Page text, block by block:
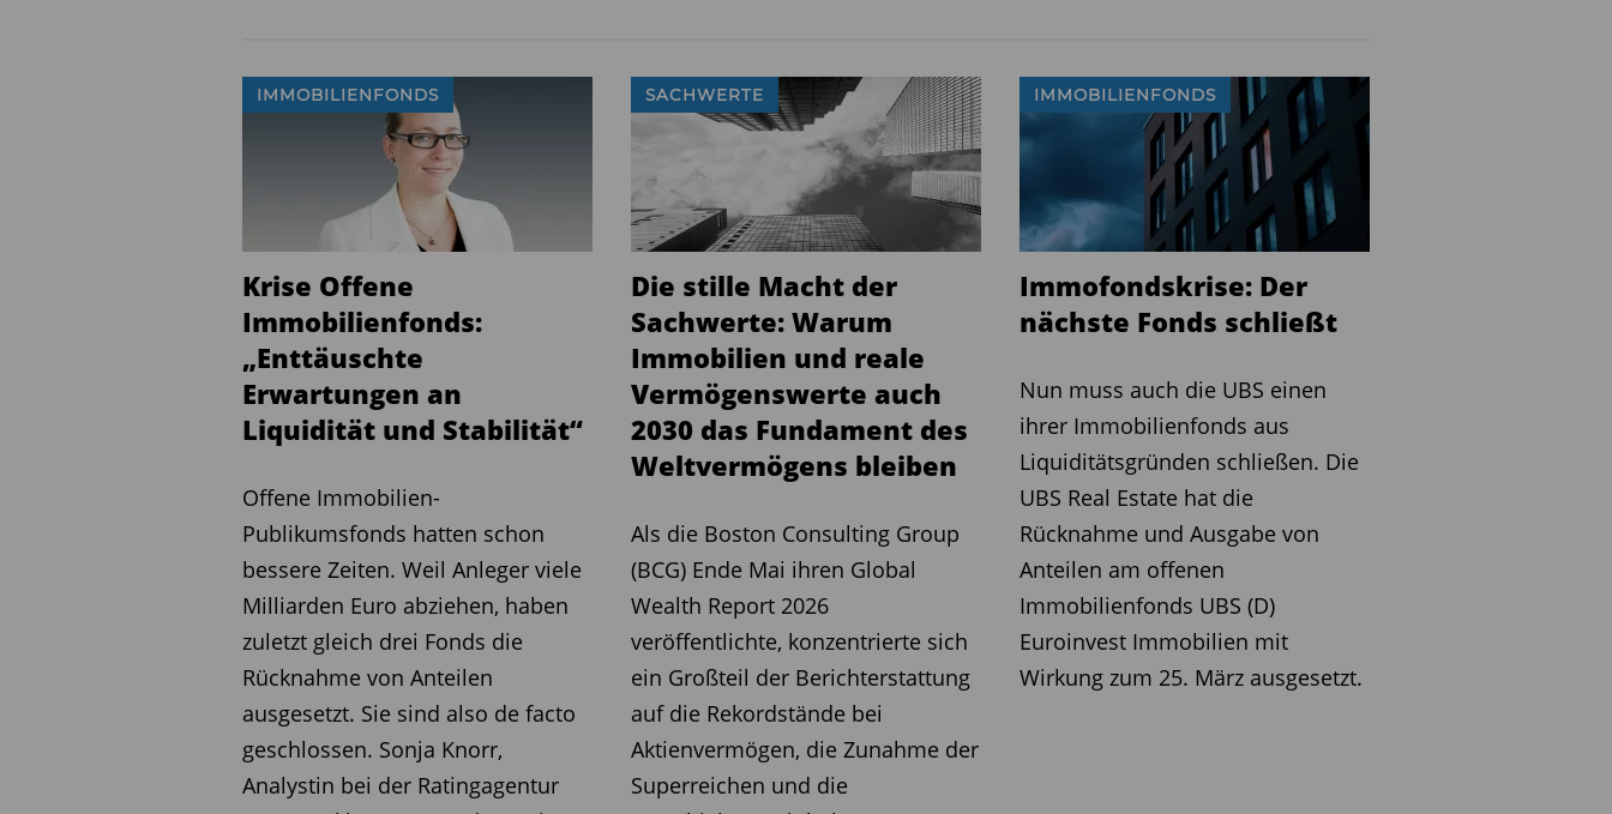
IMMOBILIENFONDS
Krise Offene
Immobilienfonds:
„Enttäuschte
Erwartungen an
Liquidität und Stabilität“
Offene Immobilien-
Publikumsfonds hatten schon
bessere Zeiten. Weil Anleger viele
Milliarden Euro abziehen, haben
zuletzt gleich drei Fonds die
Rücknahme von Anteilen
ausgesetzt. Sie sind also de facto
geschlossen. Sonja Knorr,
Analystin bei der Ratingagentur
SACHWERTE
Die stille Macht der
Sachwerte: Warum
Immobilien und reale
Vermögenswerte auch
2030 das Fundament des
Weltvermögens bleiben
Als die Boston Consulting Group
(BCG) Ende Mai ihren Global
Wealth Report 2026
veröffentlichte, konzentrierte sich
ein Großteil der Berichterstattung
auf die Rekordstände bei
Aktienvermögen, die Zunahme der
Superreichen und die
IMMOBILIENFONDS
Immofondskrise: Der
nächste Fonds schließt
Nun muss auch die UBS einen
ihrer Immobilienfonds aus
Liquiditätsgründen schließen. Die
UBS Real Estate hat die
Rücknahme und Ausgabe von
Anteilen am offenen
Immobilienfonds UBS (D)
Euroinvest Immobilien mit
Wirkung zum 25. März ausgesetzt.